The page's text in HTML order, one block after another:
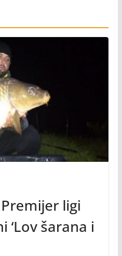
ligi
‘Lov šarana i